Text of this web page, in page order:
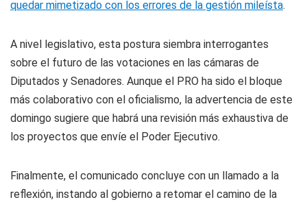
quedar mimetizado con los errores de la gestión mileísta.
A nivel legislativo, esta postura siembra interrogantes
sobre el futuro de las votaciones en las cámaras de
Diputados y Senadores. Aunque el PRO ha sido el bloque
más colaborativo con el oficialismo, la advertencia de este
domingo sugiere que habrá una revisión más exhaustiva de
los proyectos que envíe el Poder Ejecutivo.
Finalmente, el comunicado concluye con un llamado a la
reflexión, instando al gobierno a retomar el camino de la